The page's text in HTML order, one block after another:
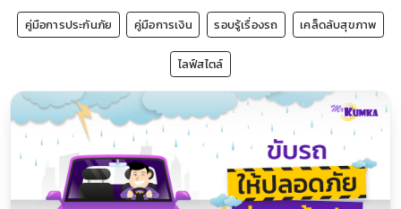
คู่มือการประกันภัย คู่มือการเงิน รอบรู้เรื่องรถ เคล็ดลับสุขภาพ
ไลฟ์สไตล์